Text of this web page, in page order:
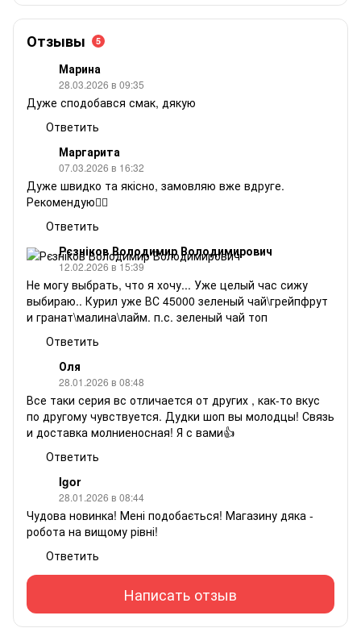
Отзывы 5
Марина
28.03.2026 в 09:35
Дуже сподобався смак, дякую
Ответить
Маргарита
07.03.2026 в 16:32
Дуже швидко та якісно, замовляю вже вдруге.
Рекомендую❤️‍🔥
Ответить
Рєзніков Володимир Володимирович
12.02.2026 в 15:39
Не могу выбрать, что я хочу... Уже целый час сижу
выбираю.. Курил уже ВС 45000 зеленый чай\грейпфрут
и гранат\малина\лайм. п.с. зеленый чай топ
Ответить
Оля
28.01.2026 в 08:48
Все таки серия вс отличается от других , как-то вкус
по другому чувствуется. Дудки шоп вы молодцы! Связь
и доставка молниеносная! Я с вами👍
Ответить
Igor
28.01.2026 в 08:44
Чудова новинка! Мені подобається! Магазину дяка -
робота на вищому рівні!
Ответить
Написать отзыв